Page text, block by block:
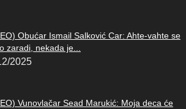
Obućar Ismail Salković Car: Ahte-vahte se
zaradi, nekada je...
2025
Vunovlačar Sead Marukić: Moja deca će